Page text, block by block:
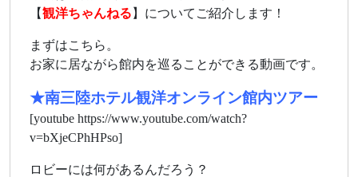
【観洋ちゃんねる 】についてご紹介します！
まずはこちら。
お家に居ながら館内を巡ることができる動画です。
★南三陸ホテル観洋オンライン館内ツアー
[youtube https://www.youtube.com/watch?
v=bXjeCPhHPso]
ロビーには何があるんだろう？